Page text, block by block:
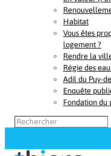
Habitat
Vous êtes
logement ?
Rendre la
Régie des
Adil du Puy-
Enquête
Fondation du